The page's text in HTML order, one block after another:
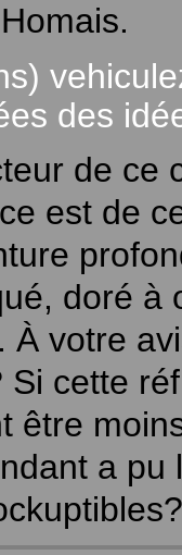
des
de ce
est de
doré
À votre
cette
être
a